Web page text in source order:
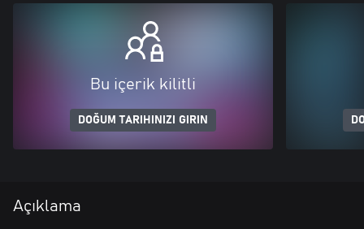
Bu içerik kilitli
DOĞUM TARIHINIZI GIRIN
Açıklama